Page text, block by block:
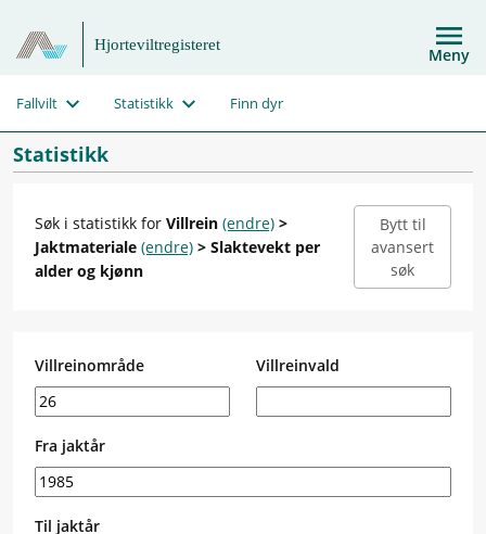
Hjorteviltregisteret Meny
Fallvilt Statistikk Finn dyr
Statistikk
Søk i statistikk for Villrein (endre) >
Jaktmateriale (endre) > Slaktevekt per
alder og kjønn
Bytt til
avansert
søk
Villreinområde Villreinvald
Fra jaktår
Til jaktår